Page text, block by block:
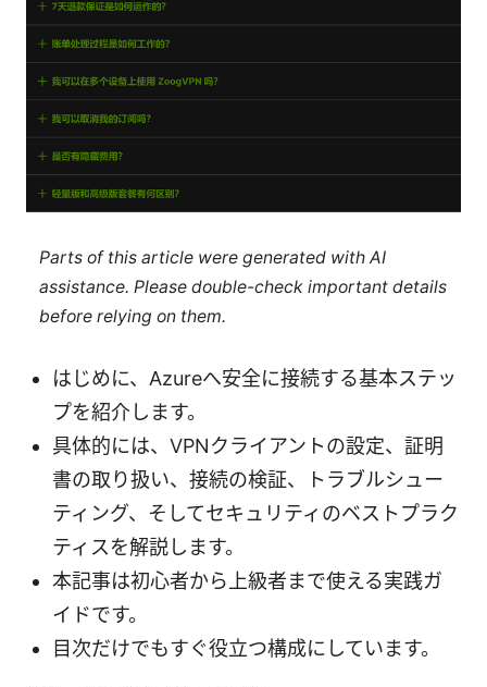
Parts of this article were generated with AI
assistance. Please double-check important details
before relying on them.
はじめに、Azureへ安全に接続する基本ステッ
プを紹介します。
具体的には、VPNクライアントの設定、証明
書の取り扱い、接続の検証、トラブルシュー
ティング、そしてセキュリティのベストプラク
ティスを解説します。
本記事は初心者から上級者まで使える実践ガ
イドです。
目次だけでもすぐ役立つ構成にしています。